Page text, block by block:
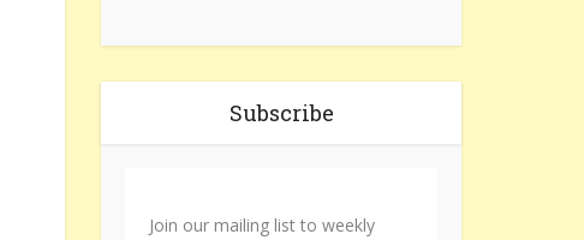
Subscribe
Join our mailing list to weekly